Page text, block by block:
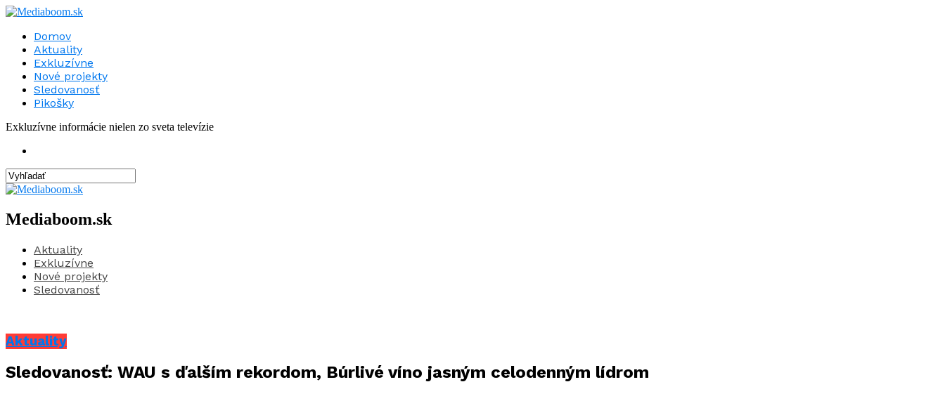
Domov
Aktuality
Exkluzívne
Nové projekty
Sledovanosť
Pikošky
Exkluzívne informácie nielen zo sveta televízie
Mediaboom.sk
Aktuality
Exkluzívne
Nové projekty
Sledovanosť
Aktuality
Sledovanosť: WAU s ďalším rekordom, Búrlivé víno jasným celodenným lídrom